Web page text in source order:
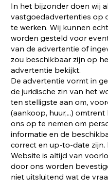
In het bijzonder doen wij
vastgoedadvertenties op
te werken. Wij kunnen
worden gesteld voor
van de advertentie of
zou beschikbaar zijn op
advertentie bekijkt.
De advertentie vormt in
de juridische zin van het
ten stelligste aan om,
(aankoop, huur,...)
ons op te nemen om
informatie en de
correct en up-to-date zijn.
Website is altijd van
door ons worden
niet uitsluitend wat de